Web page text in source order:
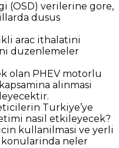
(OSD) verilerine gore,
dusus
arac ithalatini
duzenlemeler
olan PHEV motorlu
alinmasi
Turkiye’ye
nasil etkileyecek?
kullanilmasi ve yerli
neler